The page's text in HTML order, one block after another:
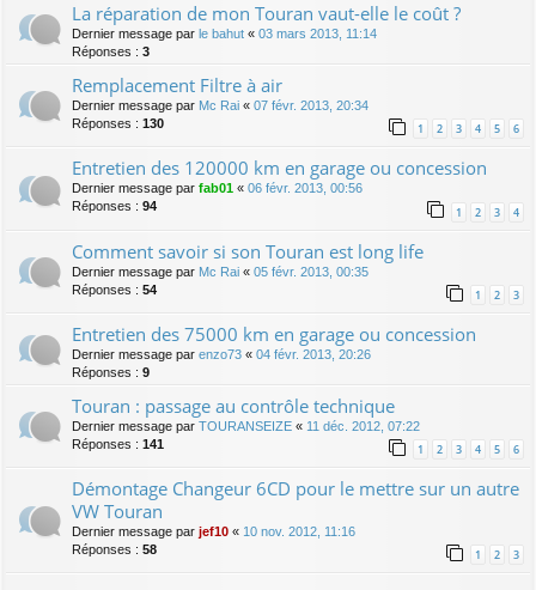
La réparation de mon Touran vaut-elle le coût ?
Dernier message par le bahut « 03 mars 2013, 11:14
Réponses : 3
Remplacement Filtre à air
Dernier message par Mc Rai « 07 févr. 2013, 20:34
Réponses : 130 1 2 3 4 5 6
Entretien des 120000 km en garage ou concession
Dernier message par fab01 « 06 févr. 2013, 00:56
Réponses : 94 1 2 3 4
Comment savoir si son Touran est long life
Dernier message par Mc Rai « 05 févr. 2013, 00:35
Réponses : 54 1 2 3
Entretien des 75000 km en garage ou concession
Dernier message par enzo73 « 04 févr. 2013, 20:26
Réponses : 9
Touran : passage au contrôle technique
Dernier message par TOURANSEIZE « 11 déc. 2012, 07:22
Réponses : 141 1 2 3 4 5 6
Démontage Changeur 6CD pour le mettre sur un autre
VW Touran
Dernier message par jef10 « 10 nov. 2012, 11:16
Réponses : 58 1 2 3